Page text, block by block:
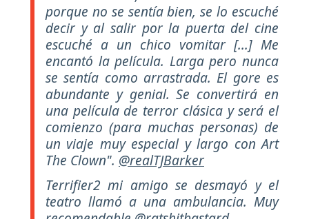
porque no se sentía bien, se lo escuché
decir y al salir por la puerta del cine
escuché a un chico vomitar [...] Me
encantó la película. Larga pero nunca
se sentía como arrastrada. El gore es
abundante y genial. Se convertirá en
una película de terror clásica y será el
comienzo (para muchas personas) de
un viaje muy especial y largo con Art
The Clown". @realTJBarker
Terrifier2 mi amigo se desmayó y el
teatro llamó a una ambulancia. Muy